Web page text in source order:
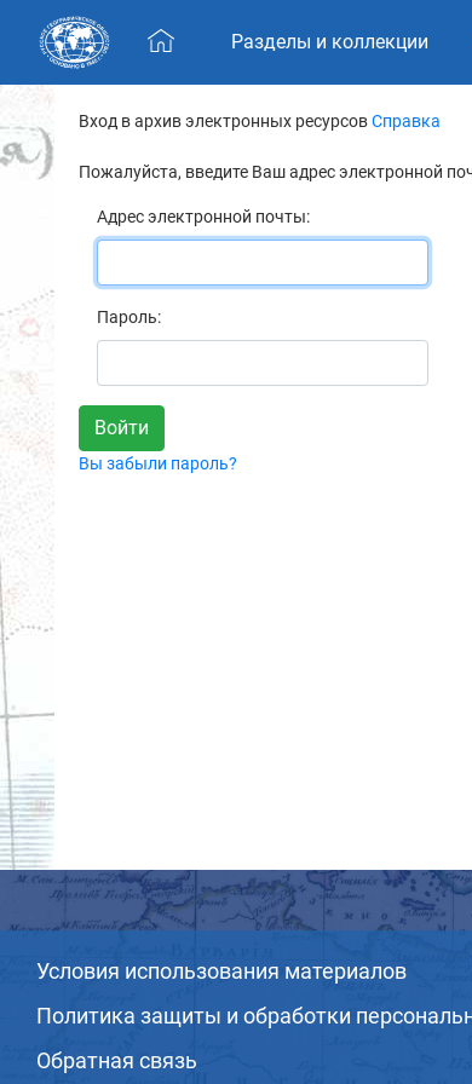
Skip navigation
Разделы и коллекции
Вход в архив электронных ресурсовСправка
Пожалуйста, введите Ваш адрес электронной
Адрес электронной почты:
Пароль:
Вы забыли пароль?
Условия использования материалов
Политика защиты и обработки
Обратная связь